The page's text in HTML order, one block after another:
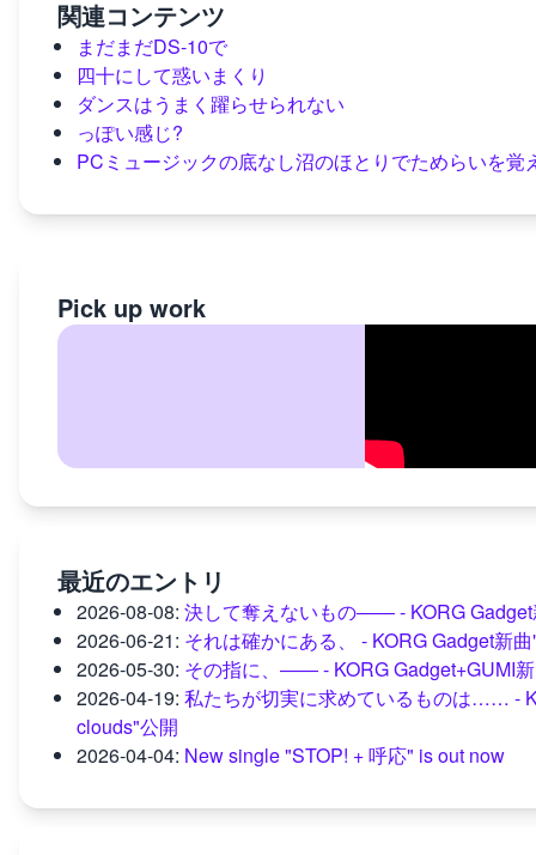
関連コンテンツ
まだまだDS-10で
四十にして惑いまくり
ダンスはうまく躍らせられない
っぽい感じ?
PCミュージックの底なし沼のほとりでためらいを覚
Pick up work
最近のエントリ
2026-08-08: 決して奪えないもの―― - KORG
2026-06-21: それは確かにある、 - KORG Gadget新
2026-05-30: その指に、―― - KORG Gadget+GUMI
2026-04-19: 私たちが切実に求めているものは…… -
clouds"公開
2026-04-04: New single "STOP! + 呼応" is out now